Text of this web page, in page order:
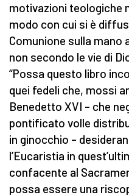
motivazioni teologiche
modo con cui si è
Comunione sulla
non secondo le vie di
“Possa questo libro
quei fedeli che, mossi
Benedetto XVI – che
pontificato volle
in ginocchio –
l’Eucaristia in
confacente al
possa essere una